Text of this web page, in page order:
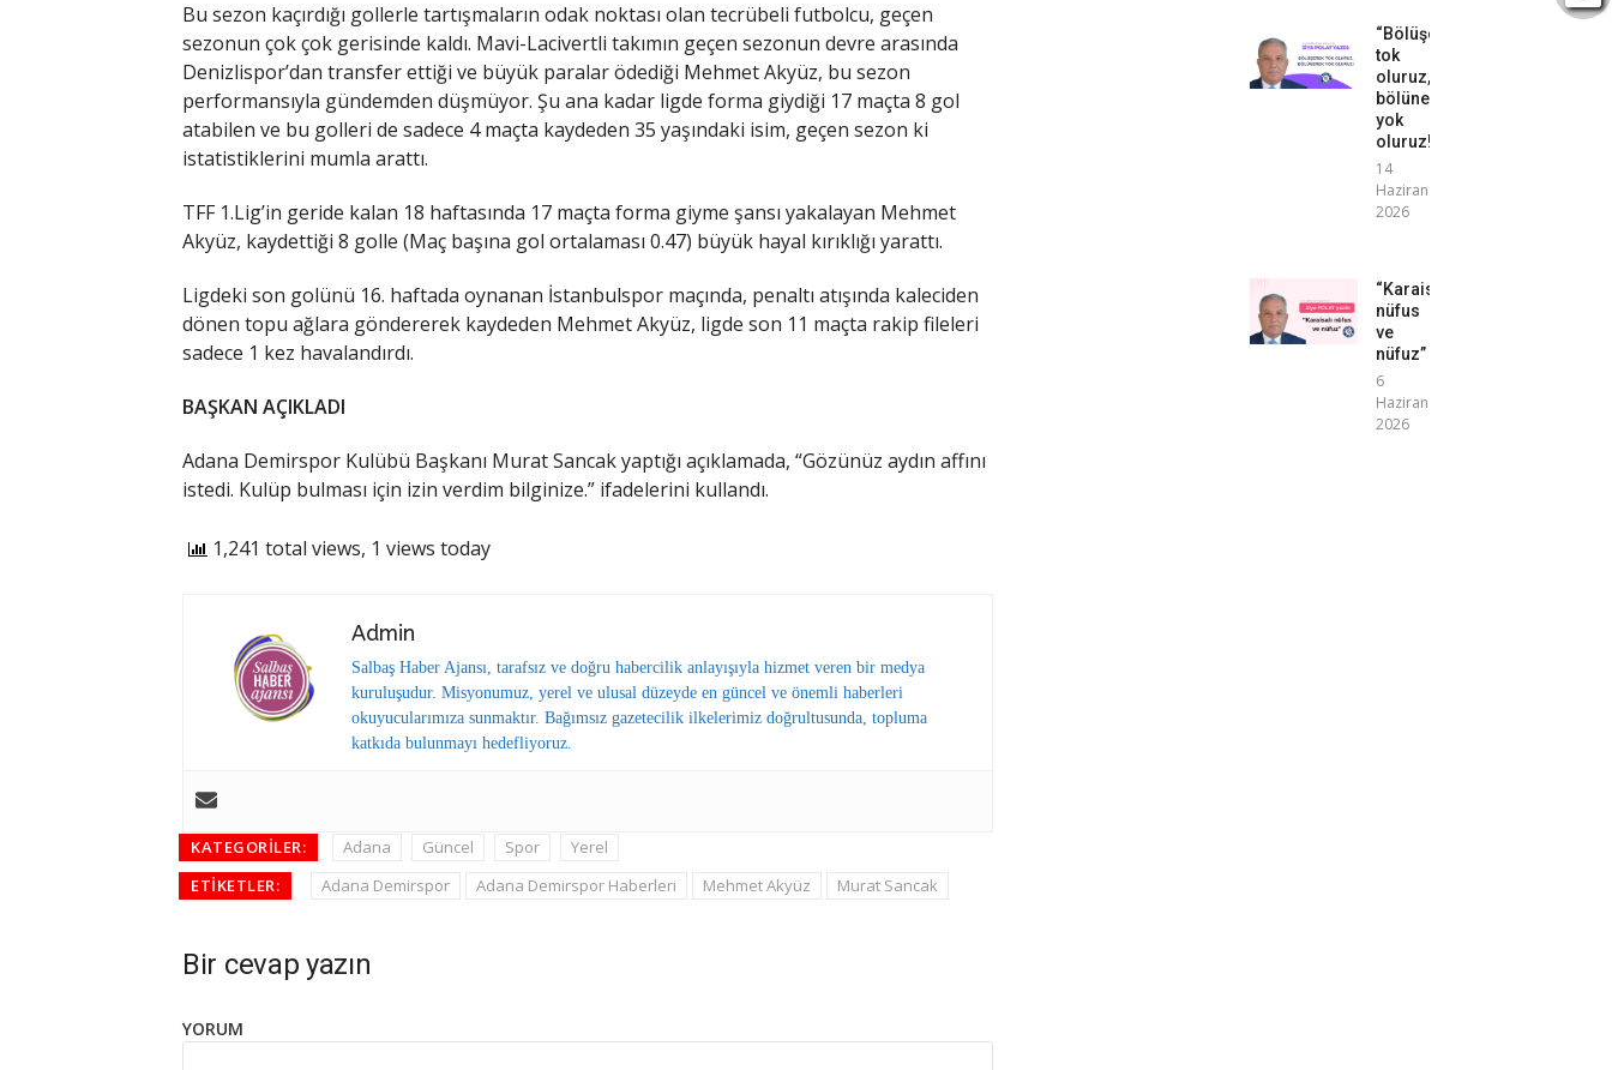
Bu sezon kaçırdığı gollerle tartışmaların odak noktası olan tecrübeli futbolcu, geçen
sezonun çok çok gerisinde kaldı. Mavi-Lacivertli takımın geçen sezonun devre arasında
Denizlispor’dan transfer ettiği ve büyük paralar ödediği Mehmet Akyüz, bu sezon
performansıyla gündemden düşmüyor. Şu ana kadar ligde forma giydiği 17 maçta 8 gol
atabilen ve bu golleri de sadece 4 maçta kaydeden 35 yaşındaki isim, geçen sezon ki
istatistiklerini mumla arattı.
TFF 1.Lig’in geride kalan 18 haftasında 17 maçta forma giyme şansı yakalayan Mehmet
Akyüz, kaydettiği 8 golle (Maç başına gol ortalaması 0.47) büyük hayal kırıklığı yarattı.
Ligdeki son golünü 16. haftada oynanan İstanbulspor maçında, penaltı atışında kaleciden
dönen topu ağlara göndererek kaydeden Mehmet Akyüz, ligde son 11 maçta rakip fileleri
sadece 1 kez havalandırdı.
BAŞKAN AÇIKLADI
Adana Demirspor Kulübü Başkanı Murat Sancak yaptığı açıklamada, “Gözünüz aydın affını
istedi. Kulüp bulması için izin verdim bilginize.” ifadelerini kullandı.
1,241 total views, 1 views today
Admin
Salbaş Haber Ajansı, tarafsız ve doğru habercilik anlayışıyla hizmet veren bir medya
kuruluşudur. Misyonumuz, yerel ve ulusal düzeyde en güncel ve önemli haberleri
okuyucularımıza sunmaktır. Bağımsız gazetecilik ilkelerimiz doğrultusunda, topluma
katkıda bulunmayı hedefliyoruz.
KATEGORILER: Adana Güncel Spor
Yerel
ETIKETLER:
Adana Demirspor Adana Demirspor Haberleri Mehmet Akyüz Murat Sancak
Bir cevap yazın
YORUM
“Bölüşerek
tok
oluruz,
bölünerek
yok
oluruz!”
14
Haziran
2026
“Karaisalı
nüfus
ve
nüfuz”
6
Haziran
2026